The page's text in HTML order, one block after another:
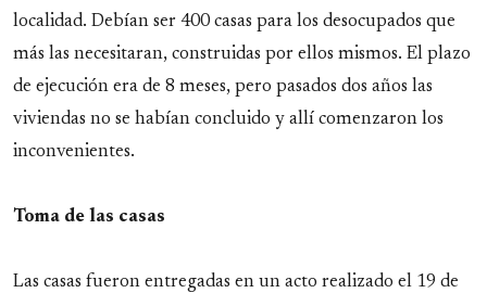
localidad. Debían ser 400 casas para los desocupados que
más las necesitaran, construidas por ellos mismos. El plazo
de ejecución era de 8 meses, pero pasados dos años las
viviendas no se habían concluido y allí comenzaron los
inconvenientes.
Toma de las casas
Las casas fueron entregadas en un acto realizado el 19 de